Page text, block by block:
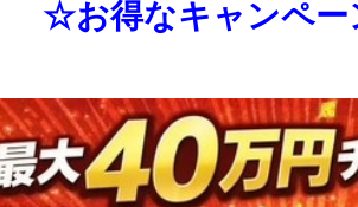
☆お得なキャンペー